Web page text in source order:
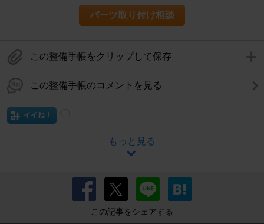
パーツ取り付け相談
この整備手帳をクリップして保存
この整備手帳のコメントを見る
イイね！
もっと見る
この記事をシェアする